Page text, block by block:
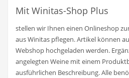
Mit Winitas-Shop Plus
stellen wir Ihnen einen Onlineshop
aus Winitas pflegen. Artikel können
Webshop hochgeladen werden.
angelegten Weine mit einem
ausführlichen Beschreibung. Alle